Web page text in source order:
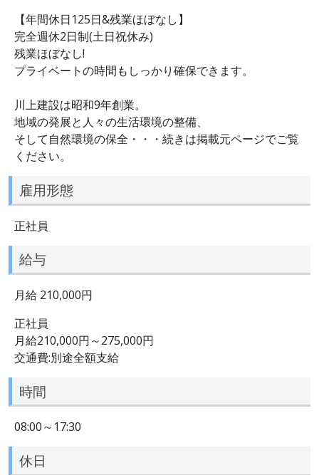
【年間休日125日&残業ほぼなし】
完全週休2日制(土日祝休み)
残業ほぼなし!
プライベートの時間もしっかり確保できます。
川上建設は昭和9年創業。
地域の発展と人々の生活環境の整備、
そして自然環境の保全・・・続きは掲載元ページでご覧
ください。
雇用形態
正社員
給与
月給 210,000円
正社員
月給210,000円～275,000円
交通費:別途全額支給
時間
08:00～17:30
休日